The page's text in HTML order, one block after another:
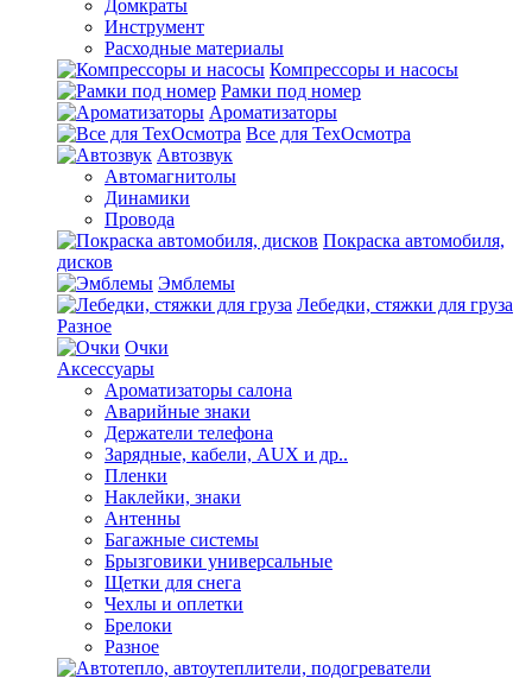
Домкраты
Инструмент
Расходные материалы
Компрессоры и насосы
Рамки под номер
Ароматизаторы
Все для ТехОсмотра
Автозвук
Автомагнитолы
Динамики
Провода
Покраска автомобиля,
дисков
Эмблемы
Лебедки, стяжки для груза
Разное
Очки
Аксессуары
Ароматизаторы салона
Аварийные знаки
Держатели телефона
Зарядные, кабели, AUX и др..
Пленки
Наклейки, знаки
Антенны
Багажные системы
Брызговики универсальные
Щетки для снега
Чехлы и оплетки
Брелоки
Разное